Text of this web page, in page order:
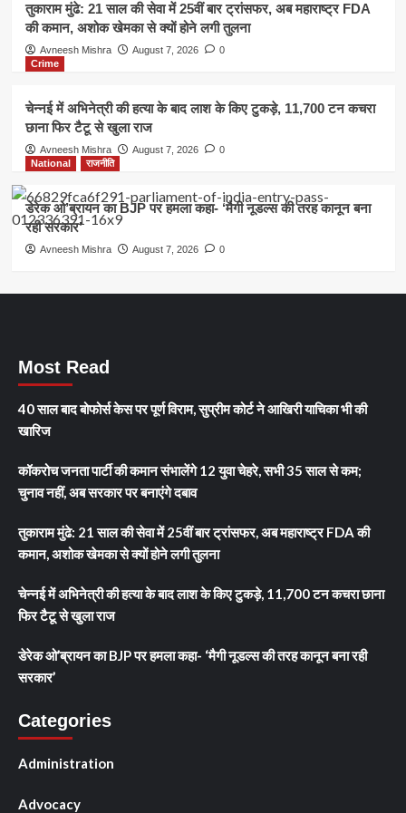
तुकाराम मुंढे: 21 साल की सेवा में 25वीं बार ट्रांसफर, अब महाराष्ट्र FDA
की कमान, अशोक खेमका से क्यों होने लगी तुलना
Avneesh Mishra August 7, 2026
0
Crime
चेन्नई में अभिनेत्री की हत्या के बाद लाश के किए टुकड़े, 11,700 टन कचरा
छाना फिर टैटू से खुला राज
Avneesh Mishra August 7, 2026
0
National
राजनीति
डेरेक ओ’ब्रायन का BJP पर हमला कहा- ‘मैगी नूडल्स की तरह कानून बना
रही सरकार’
Avneesh Mishra August 7, 2026 0
Most Read
40 साल बाद बोफोर्स केस पर पूर्ण विराम, सुप्रीम कोर्ट ने आखिरी याचिका भी की
खारिज
कॉकरोच जनता पार्टी की कमान संभालेंगे 12 युवा चेहरे, सभी 35 साल से कम;
चुनाव नहीं, अब सरकार पर बनाएंगे दबाव
तुकाराम मुंढे: 21 साल की सेवा में 25वीं बार ट्रांसफर, अब महाराष्ट्र FDA की
कमान, अशोक खेमका से क्यों होने लगी तुलना
चेन्नई में अभिनेत्री की हत्या के बाद लाश के किए टुकड़े, 11,700 टन कचरा छाना
फिर टैटू से खुला राज
डेरेक ओ’ब्रायन का BJP पर हमला कहा- ‘मैगी नूडल्स की तरह कानून बना रही
सरकार’
Categories
Administration
Advocacy